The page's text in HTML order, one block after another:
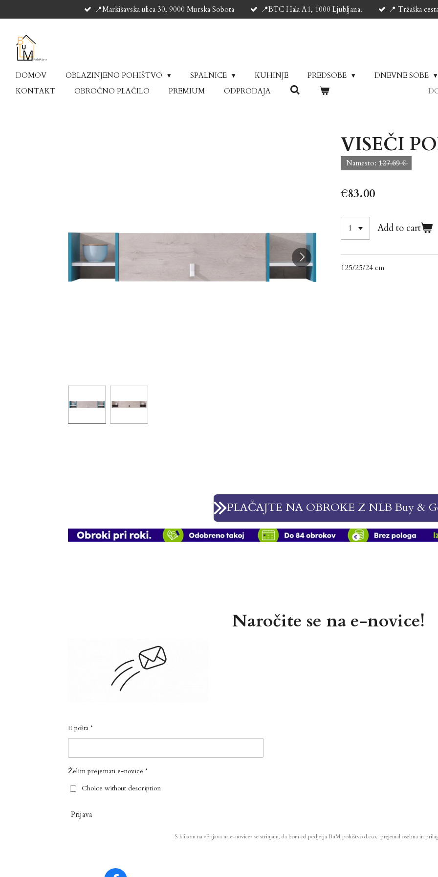
to
content
📍Markišavska ulica 30, 9000 Murska Sobota 📍BTC Hala A1, 1000 Ljubljana. 📍 Tržaška
DOMOV OBLAZINJENO POHIŠTVO SPALNICE KUHINJE PREDSOBE
DNEVNE SOBE
KONTAKT
OBROČNO PLAČILO PREMIUM ODPRODAJA
VISEČI
Namesto: 1̶2̶7̶.̶6̶9̶ €̶
€83.00
Add to cart
125/25/24 cm
PLAČAJTE NA OBROKE Z NLB Buy &
Naročite se na e-novice!
E pošta *
Želim prejemati e-novice *
Choice without description
Prijava
S klikom na »Prijava na e-novice« se strinjam, da bom od podjetja BuM pohištvo d.o.o. prejemal osebna in